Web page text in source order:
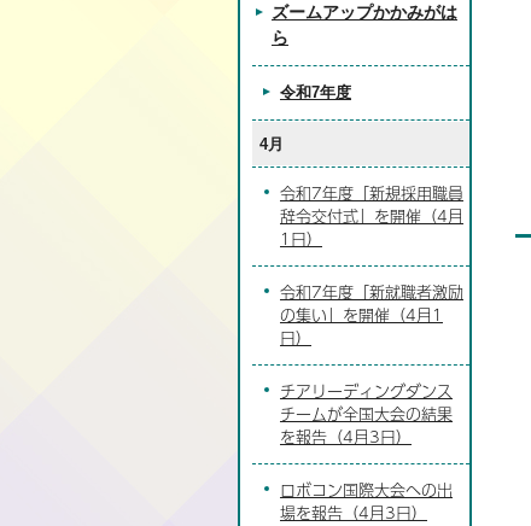
ズームアップかかみがは
ら
令和7年度
4月
令和7年度「新規採用職員
辞令交付式」を開催（4月
1日）
令和7年度「新就職者激励
の集い」を開催（4月1
日）
チアリーディングダンス
チームが全国大会の結果
を報告（4月3日）
ロボコン国際大会への出
場を報告（4月3日）